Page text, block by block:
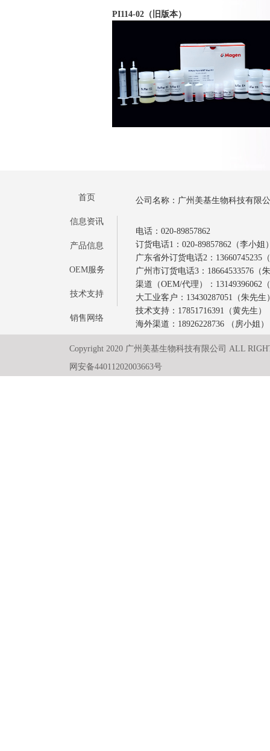
PI114-02（旧版本）
首页
信息资讯
产品信息
OEM服务
技术支持
销售网络
公司名称：广州美基生物科技有限
电话：020-89857862
订货电话1：020-89857862（李小姐
广东省外订货电话2：13660745235
广州市订货电话3：18664533576（
渠道（OEM/代理）：13149396062
大工业客户：13430287051（朱先生
技术支持：17851716391（黄先生）
海外渠道：18926228736 （房小姐）
Copyright 2020 广州美基生物科技有限公司 ALL
网安备44011202003663号